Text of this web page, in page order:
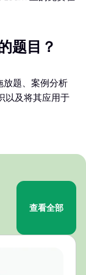
题目？
放题、案例分析
以及将其应用于
查看全部